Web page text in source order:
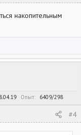
накопительным
Опыт 6409/298
#4